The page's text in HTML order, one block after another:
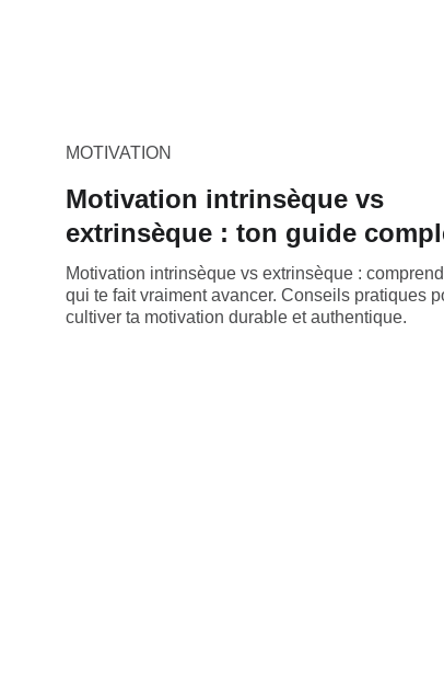
MOTIVATION
Motivation intrinsèque vs
extrinsèque : ton guide
Motivation intrinsèque vs extrinsèque :
qui te fait vraiment avancer. Conseils pratiques
cultiver ta motivation durable et authentique.